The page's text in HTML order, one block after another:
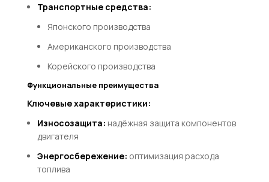
Транспортные средства:
Японского производства
Американского производства
Корейского производства
Функциональные преимущества
Ключевые характеристики:
Износозащита: надёжная защита компонентов
двигателя
Энергосбережение: оптимизация расхода
топлива